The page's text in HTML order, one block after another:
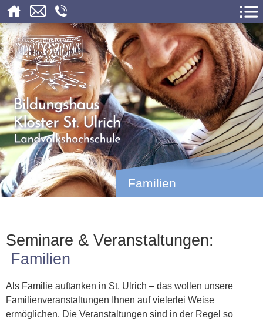
Familien
Seminare & Veranstaltungen:
Familien
Als Familie auftanken in St. Ulrich – das wollen unsere
Familienveranstaltungen Ihnen auf vielerlei Weise
ermöglichen. Die Veranstaltungen sind in der Regel so